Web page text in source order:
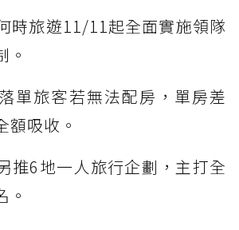
時旅遊11/11起全面實施領隊
。
落單旅客若無法配房，單房差
額吸收。
推6地一人旅行企劃，主打全
。